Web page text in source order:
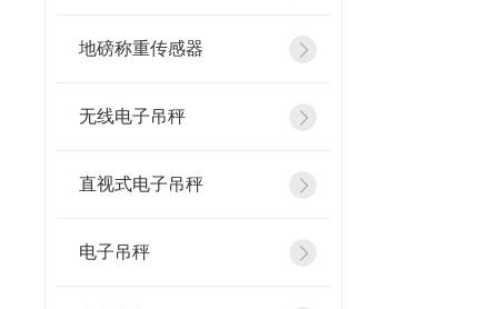
地磅称重传感器
无线电子吊秤
直视式电子吊秤
电子吊秤